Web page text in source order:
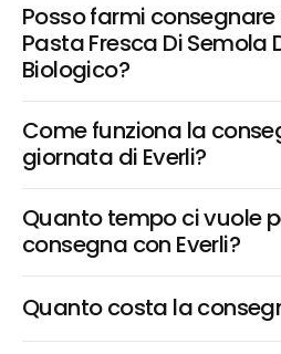
Posso farmi
Pasta Fresca Di Semola
Biologico?
Come funziona la
giornata di Everli?
Quanto tempo ci vuole
consegna con Everli?
Quanto costa la